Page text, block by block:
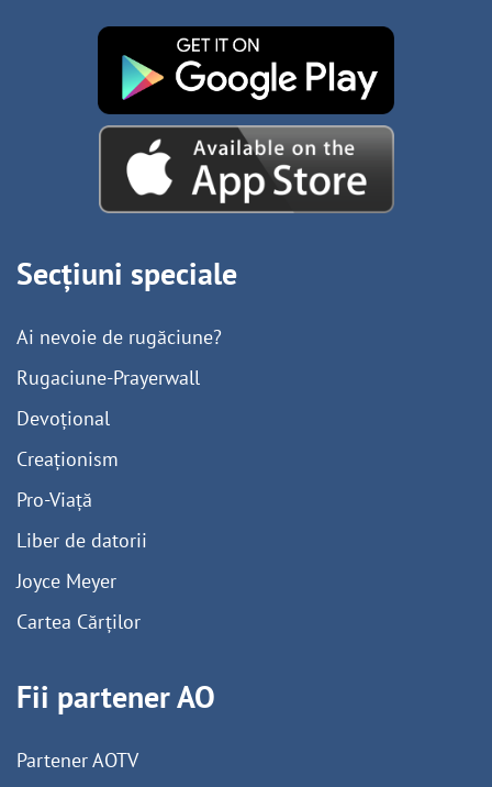
Secțiuni speciale
Ai nevoie de rugăciune?
Rugaciune-Prayerwall
Devoțional
Creaționism
Pro-Viață
Liber de datorii
Joyce Meyer
Cartea Cărților
Fii partener AO
Partener AOTV